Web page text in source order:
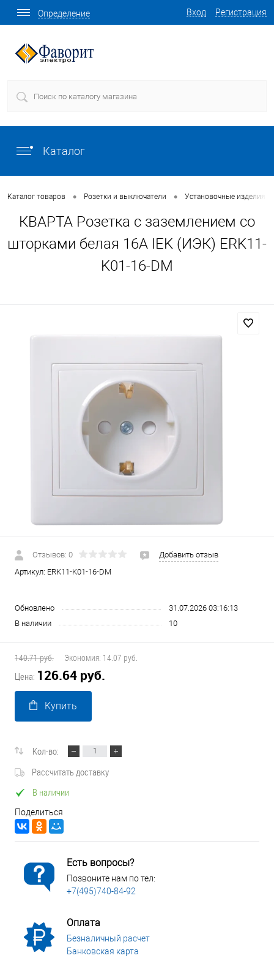
Вход Регистрация
Определение
Каталог
Каталог товаров • Розетки и выключатели • Установочные изделия
КВАРТА Розетка с заземлением со
шторками белая 16А IEK (ИЭК) ERK11-
K01-16-DM
Отзывов: 0
Добавить отзыв
Артикул: ERK11-K01-16-DM
Обновлено
31.07.2026 03:16:13
В наличии
10
140.71 руб. Экономия: 14.07 руб.
Цена: 126.64 руб.
Купить
Кол-во:
Рассчитать доставку
В наличии
Поделиться
Есть вопросы?
Позвоните нам по тел:
+7(495)740-84-92
Оплата
Безналичный расчет
Банковская карта